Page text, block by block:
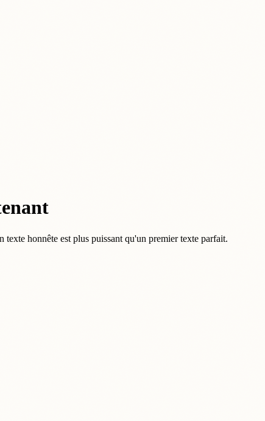
honnête est plus puissant qu'un premier texte parfait.